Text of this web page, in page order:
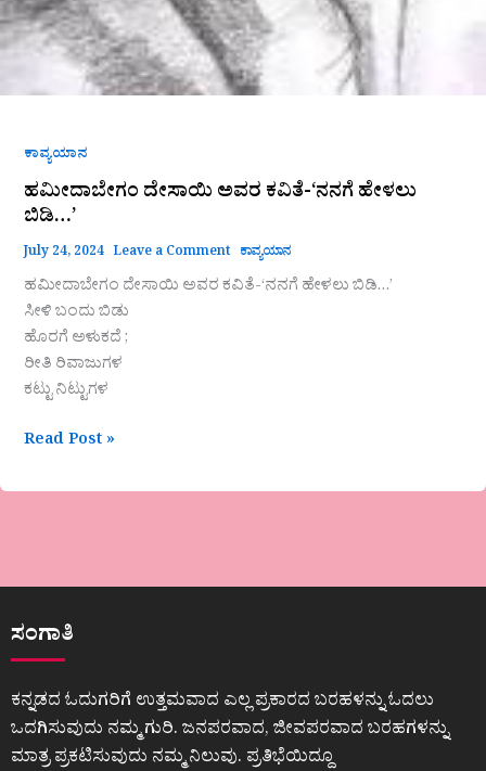
ಕಾವ್ಯಯಾನ
ಹಮೀದಾಬೇಗಂ ದೇಸಾಯಿ ಅವರ ಕವಿತೆ-‘ನನಗೆ ಹೇಳಲು
ಬಿಡಿ…’
July 24, 2024 Leave a Comment ಕಾವ್ಯಯಾನ
ಹಮೀದಾಬೇಗಂ ದೇಸಾಯಿ ಅವರ ಕವಿತೆ-‘ನನಗೆ ಹೇಳಲು ಬಿಡಿ…’
ಸೀಳಿ ಬಂದು ಬಿಡು
ಹೊರಗೆ ಅಳುಕದೆ ;
ರೀತಿ ರಿವಾಜುಗಳ
ಕಟ್ಟು ನಿಟ್ಟುಗಳ
Read Post »
ಸಂಗಾತಿ
ಕನ್ನಡದ ಓದುಗರಿಗೆ ಉತ್ತಮವಾದ ಎಲ್ಲ ಪ್ರಕಾರದ ಬರಹಳನ್ನು ಓದಲು
ಒದಗಿಸುವುದು ನಮ್ಮ ಗುರಿ. ಜನಪರವಾದ, ಜೀವಪರವಾದ ಬರಹಗಳನ್ನು
ಮಾತ್ರ ಪ್ರಕಟಿಸುವುದು ನಮ್ಮ ನಿಲುವು. ಪ್ರತಿಭೆಯಿದ್ದೂ